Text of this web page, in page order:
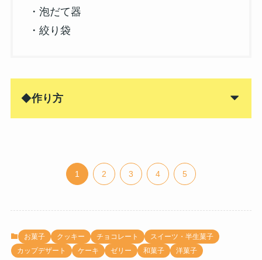
・泡だて器
・絞り袋
◆作り方
1 2 3 4 5
お菓子 クッキー チョコレート
スイーツ・半生菓子
カップデザート
ケーキ ゼリー 和菓子 洋菓子